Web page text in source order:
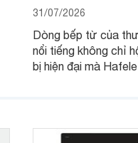
31/07/2026
Dòng bếp từ của
nổi tiếng không chỉ
bị hiện đại mà
gia đình.